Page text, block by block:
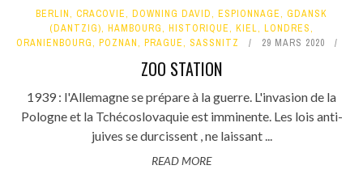
BERLIN, CRACOVIE, DOWNING DAVID, ESPIONNAGE, GDANSK
(DANTZIG), HAMBOURG, HISTORIQUE, KIEL, LONDRES,
ORANIENBOURG, POZNAN, PRAGUE, SASSNITZ 29 MARS 2020
ZOO STATION
1939 : l'Allemagne se prépare à la guerre. L'invasion de la
Pologne et la Tchécoslovaquie est imminente. Les lois anti-
juives se durcissent , ne laissant ...
READ MORE